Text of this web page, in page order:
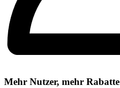
Mehr Nutzer, mehr Rabatte